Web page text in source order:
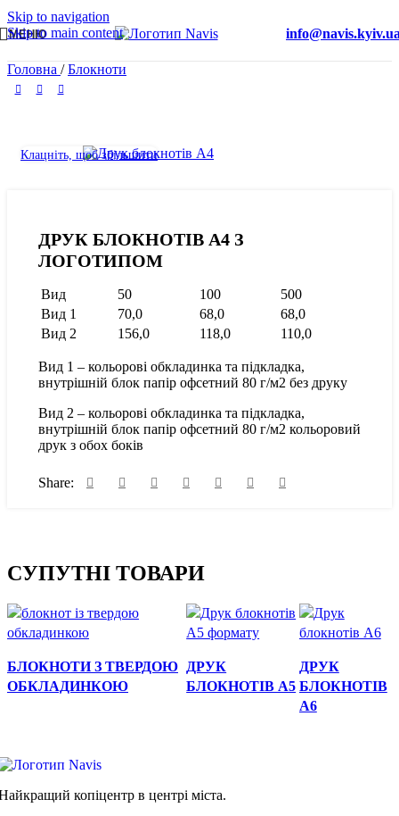
Skip to navigation
Skip to main content
МЕНЮ
Головна / Блокноти
Клацніть, щоб збільшити
ДРУК БЛОКНОТІВ А4 З
ЛОГОТИПОМ
Вид 50 100
500
Вид 1
70,0 68,0
68,0
Вид 2
156,0 118,0 110,0
Вид 1 – кольорові обкладинка та підкладка,
внутрішній блок папір офсетний 80 г/м2 без друку
Вид 2 – кольорові обкладинка та підкладка,
внутрішній блок папір офсетний 80 г/м2 кольоровий
друк з обох боків
Share:
СУПУТНІ ТОВАРИ
БЛОКНОТИ З ТВЕРДОЮ
ОБКЛАДИНКОЮ
перегляд
ДРУК
БЛОКНОТІВ А5
перегляд
ДРУК
БЛОКНОТІВ
А6
копіцентр в центрі міста.